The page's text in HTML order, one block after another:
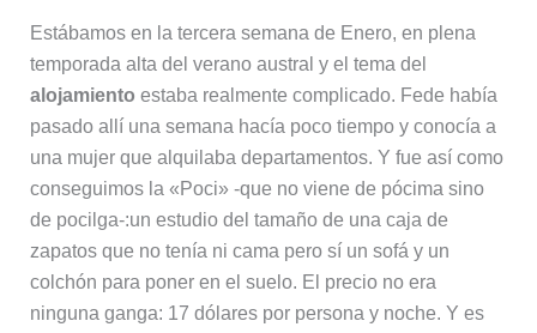
Estábamos en la tercera semana de Enero, en plena
temporada alta del verano austral y el tema del
alojamiento estaba realmente complicado. Fede había
pasado allí una semana hacía poco tiempo y conocía a
una mujer que alquilaba departamentos. Y fue así como
conseguimos la «Poci» -que no viene de pócima sino
de pocilga-:un estudio del tamaño de una caja de
zapatos que no tenía ni cama pero sí un sofá y un
colchón para poner en el suelo. El precio no era
ninguna ganga: 17 dólares por persona y noche. Y es